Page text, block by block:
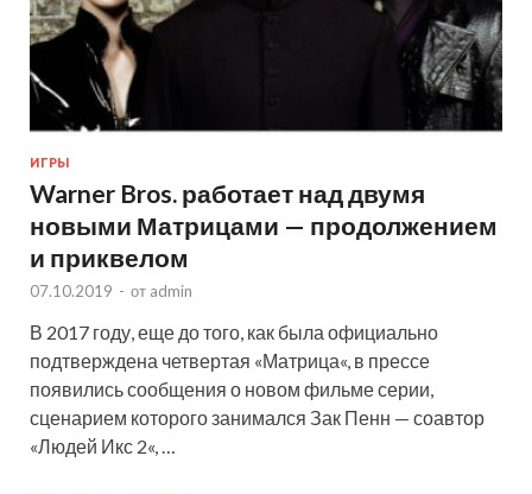
ИГРЫ
Warner Bros. работает над двумя
новыми Матрицами — продолжением
и приквелом
07.10.2019 - от admin
В 2017 году, еще до того, как была официально
подтверждена четвертая «Матрица«, в прессе
появились сообщения о новом фильме серии,
сценарием которого занимался Зак Пенн — соавтор
«Людей Икс 2«, …